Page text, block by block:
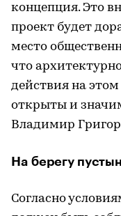
концепция. Это
проект будет
место
что
действия на
открыты и
Владимир
На берегу
Согласно